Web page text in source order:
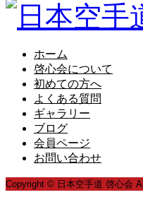
ホーム
啓心会について
初めての方へ
よくある質問
ギャラリー
ブログ
会員ページ
お問い合わせ
Copyright © 日本空手道 啓心会